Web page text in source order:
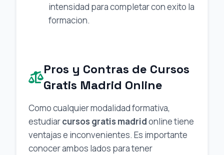
intensidad para completar con exito la
formacion.
Pros y Contras de Cursos
Gratis Madrid Online
Como cualquier modalidad formativa,
estudiarcursos gratis madridonline tiene
ventajas e inconvenientes. Es importante
conocer ambos lados para tener